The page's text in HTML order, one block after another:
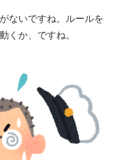
ないですね。ルールを
くか、ですね。